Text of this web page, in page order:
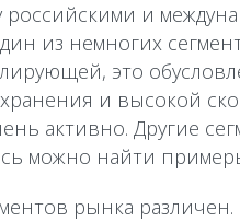
российскими и
из немногих
это
и высокой
активно. Другие
можно найти
рынка